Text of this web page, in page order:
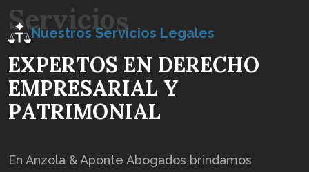
Servicios
Nuestros Servicios Legales
EXPERTOS EN DERECHO
EMPRESARIAL Y
PATRIMONIAL
En Anzola & Aponte Abogados brindamos